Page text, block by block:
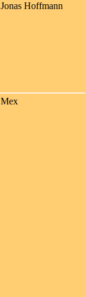
Jonas Hoffmann
Mex